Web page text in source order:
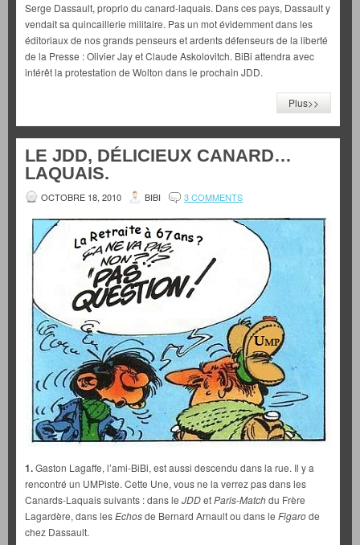
Serge Dassault, proprio du canard-laquais. Dans ces pays, Dassault y
vendait sa quincaillerie militaire. Pas un mot évidemment dans les
éditoriaux de nos grands penseurs et ardents défenseurs de la liberté
de la Presse : Olivier Jay et Claude Askolovitch. BiBi attendra avec
intérêt la protestation de Wolton dans le prochain JDD.
Plus>>
LE JDD, DÉLICIEUX CANARD…
LAQUAIS.
OCTOBRE 18, 2010 BIBI 3 COMMENTS
1.Gaston Lagaffe, l’ami-BiBi, est aussi descendu dans la rue. Il y a
rencontré un UMPiste. Cette Une, vous ne la verrez pas dans les
Canards-Laquais suivants : dans le JDDetParis-Matchdu Frère
Lagardère, dans lesEchosde Bernard Arnault ou dans le Figarode
chez Dassault.